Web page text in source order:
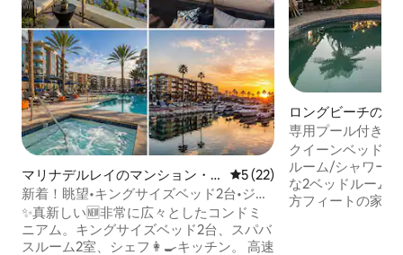
マリナデルレイのマンション・
アパート
レビュー22件、5つ星中5つ
5 (22)
新着！眺望•キングサイズベッド2台•ジャ
グジー•プール•ファミリー向けの滞在
✨真新しい🆕非常に広々としたコンドミ
ニアム。キングサイズベッド2台、スパバ
スルーム2室、シェフ👩‍🍳キッチン。 高速
ロングビーチのバ
専用プール付きリ
な歴史的なバンガ
クイーンベッド2
ルーム/シャワー
な2ベッドルーム/
方フィートの家。